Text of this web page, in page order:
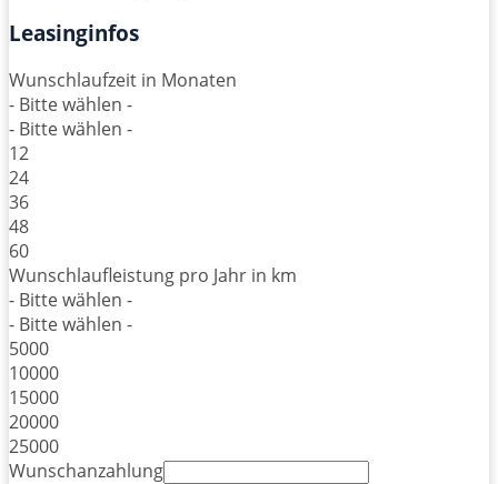
Leasinginfos
Wunschlaufzeit in Monaten
- Bitte wählen -
- Bitte wählen -
12
24
36
48
60
Wunschlaufleistung pro Jahr in km
- Bitte wählen -
- Bitte wählen -
5000
10000
15000
20000
25000
Wunschanzahlung